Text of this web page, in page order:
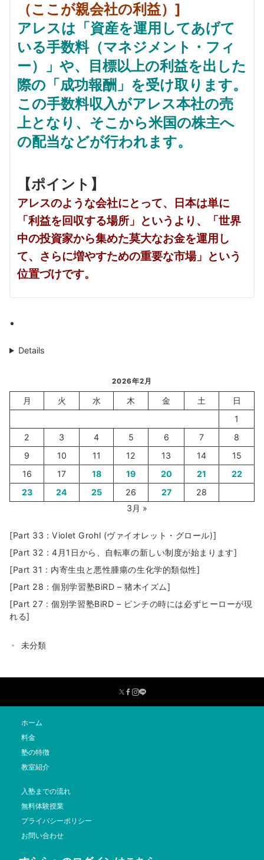
（ここが親会社の利益）]
アレスは「資産を運用してあげて
いる手数料（マネジメント・フィ
ー）」や、目標以上の利益を出した
際の「成功報酬」を受け取ります。
この手数料収入がアレス本社の売
上となり、そこから米国の株主へ
の配当などが行われます。
【ポイント】
アレスのような会社にとって、日本は単に
「利益を回収する場所」というより、「世界
中の投資家から集めた莫大なお金を運用し
て、さらに増やすための重要な市場」という
位置づけです。
Details
2026年2月
月 火 水 木 金 土
日
1
2
3 4 5 6 7
8
9
10 11 12 13 14
15
16
17 18 19 20 21
22
23
24 25 26 27
28
3月 »
[Part 33 : Violet Grohl (ヴァイオレット・グロール)]
[Part 32 : 4月1日から、自転車の新しい制度が始まります]
[Part 31 : 内寄生虫と悪性腫瘍の生化学的類似性]
[Part 28 : 個別学習塾BiRD – 猪木イズム]
[Part 27 : 個別学習塾BiRD – ピンチの時には必ずヒーローが現
れる]
未分類
ホーム
料金
塾の特徴
教室紹介
入塾までの流れ
無料体験授業
プライバシーポリシー
お問い合わせ